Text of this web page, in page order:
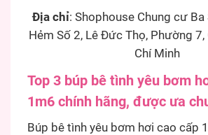
Địa chỉ: Shophouse Chung cư Ba
Hẻm Số 2, Lê Đức Thọ, Phường 7,
Chí Minh
Top 3 búp bê tình yêu bơm
1m6 chính hãng, được ưa
Búp bê tình yêu bơm hơi cao cấp